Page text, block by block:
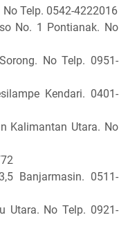
Telp. 0542-4222016
No. 1 Pontianak. No
No Telp. 0951-
Kendari. 0401-
Kalimantan Utara. No
Banjarmasin. 0511-
Utara. No Telp. 0921-